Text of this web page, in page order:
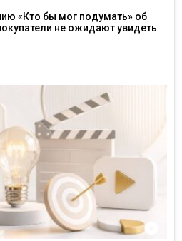
«Кто бы мог подумать» об
не ожидают увидеть